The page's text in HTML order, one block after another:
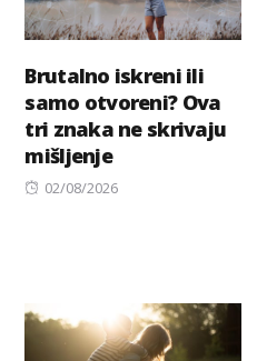
Brutalno iskreni ili
samo otvoreni? Ova
tri znaka ne skrivaju
mišljenje
Posted
02/08/2026